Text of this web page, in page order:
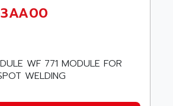
3AA00
WF 771 MODULE FOR
WELDING